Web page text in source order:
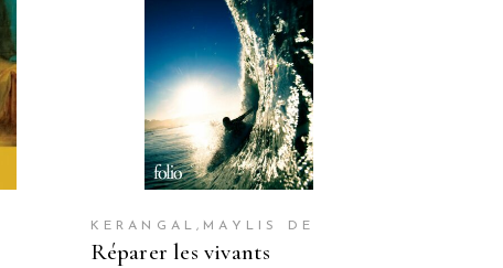
KERANGAL,MAYLIS DE
réparer les vivants